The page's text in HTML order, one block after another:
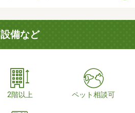
設備など
2階以上 ペット相談可